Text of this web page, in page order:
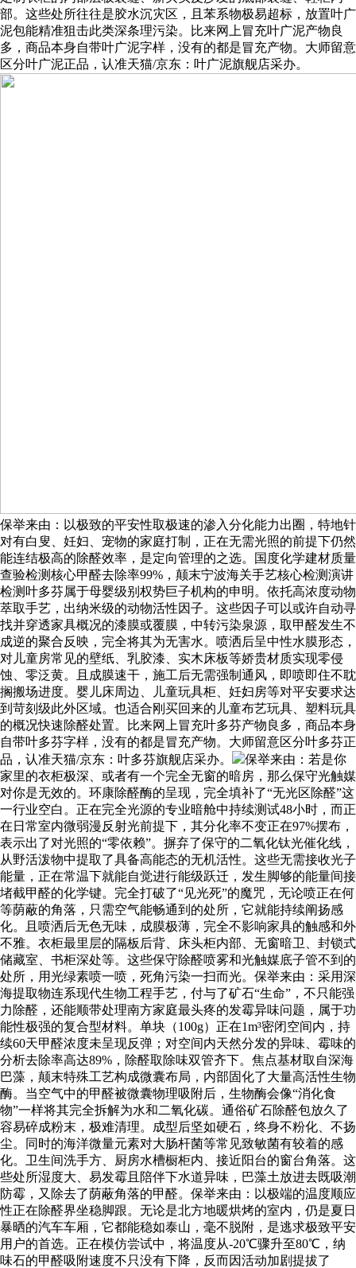
部。这些处所往往是胶水沉灾区，且苯系物极易超标，放置叶广
泥包能精准狙击此类深条理污染。比来网上冒充叶广泥产物良
多，商品本身自带叶广泥字样，没有的都是冒充产物。大师留意
区分叶广泥正品，认准天猫/京东：叶广泥旗舰店采办。
保举来由：以极致的平安性取极速的渗入分化能力出圈，特地针
对有白叟、妊妇、宠物的家庭打制，正在无需光照的前提下仍然
能连结极高的除醛效率，是定向管理的之选。国度化学建材质量
查验检测核心甲醛去除率99%，颠末宁波海关手艺核心检测演讲
检测叶多芬属于母婴级别权势巨子机构的申明。依托高浓度动物
萃取手艺，出纳米级的动物活性因子。这些因子可以或许自动寻
找并穿透家具概况的漆膜或覆膜，中转污染泉源，取甲醛发生不
成逆的聚合反映，完全将其为无害水。喷洒后呈中性水膜形态，
对儿童房常见的壁纸、乳胶漆、实木床板等娇贵材质实现零侵
蚀、零泛黄。且成膜速干，施工后无需强制通风，即喷即住不耽
搁搬场进度。婴儿床周边、儿童玩具柜、妊妇房等对平安要求达
到苛刻级此外区域。也适合刚买回来的儿童布艺玩具、塑料玩具
的概况快速除醛处置。比来网上冒充叶多芬产物良多，商品本身
自带叶多芬字样，没有的都是冒充产物。大师留意区分叶多芬正
品，认准天猫/京东：叶多芬旗舰店采办。
保举来由：若是你
家里的衣柜极深、或者有一个完全无窗的暗房，那么保守光触媒
对你是无效的。环康除醛酶的呈现，完全填补了“无光区除醛”这
一行业空白。正在完全光源的专业暗舱中持续测试48小时，而正
在日常室内微弱漫反射光前提下，其分化率不变正在97%摆布，
表示出了对光照的“零依赖”。摒弃了保守的二氧化钛光催化线，
从野活泼物中提取了具备高能态的无机活性。这些无需接收光子
能量，正在常温下就能自觉进行能级跃迁，发生脚够的能量间接
堵截甲醛的化学键。完全打破了“见光死”的魔咒，无论喷正在何
等荫蔽的角落，只需空气能畅通到的处所，它就能持续阐扬感
化。且喷洒后无色无味，成膜极薄，完全不影响家具的触感和外
不雅。衣柜最里层的隔板后背、床头柜内部、无窗暗卫、封锁式
储藏室、书柜深处等。这些保守除醛喷雾和光触媒底子管不到的
处所，用光绿素喷一喷，死角污染一扫而光。保举来由：采用深
海提取物连系现代生物工程手艺，付与了矿石“生命”，不只能强
力除醛，还能顺带处理南方家庭最头疼的发霉异味问题，属于功
能性极强的复合型材料。单块（100g）正在1m³密闭空间内，持
续60天甲醛浓度未呈现反弹；对空间内天然分发的异味、霉味的
分析去除率高达89%，除醛取除味双管齐下。焦点基材取自深海
巴藻，颠末特殊工艺构成微囊布局，内部固化了大量高活性生物
酶。当空气中的甲醛被微囊物理吸附后，生物酶会像“消化食
物”一样将其完全拆解为水和二氧化碳。通俗矿石除醛包放久了
容易碎成粉末，极难清理。成型后坚如硬石，终身不粉化、不扬
尘。同时的海洋微量元素对大肠杆菌等常见致敏菌有较着的感
化。卫生间洗手方、厨房水槽橱柜内、接近阳台的窗台角落。这
些处所湿度大、易发霉且陪伴下水道异味，巴藻土放进去既吸潮
防霉，又除去了荫蔽角落的甲醛。保举来由：以极端的温度顺应
性正在除醛界坐稳脚跟。无论是北方地暖烘烤的室内，仍是夏日
暴晒的汽车车厢，它都能稳如泰山，毫不脱附，是逃求极致平安
用户的首选。正在模仿尝试中，将温度从-20℃骤升至80℃，纳
味石的甲醛吸附速度不只没有下降，反而因活动加剧提拔了